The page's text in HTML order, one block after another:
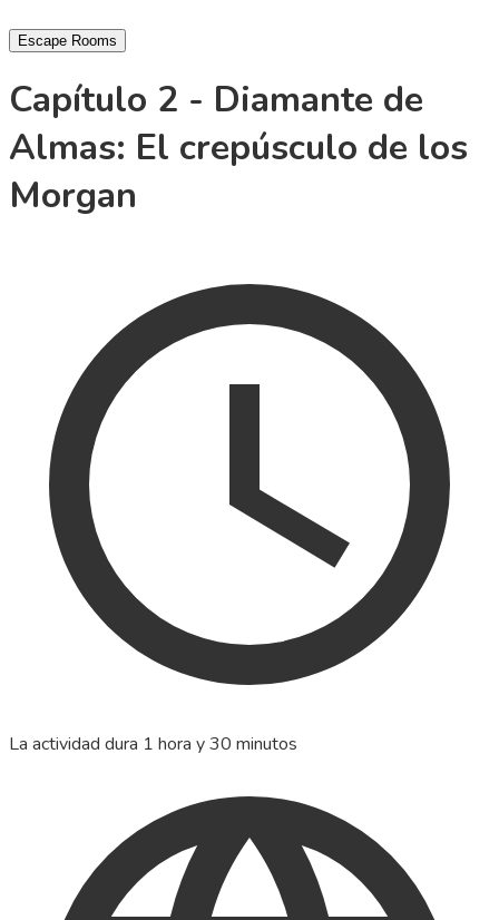
Escape Rooms
Capítulo 2 - Diamante de
Almas: El crepúsculo de los
Morgan
La actividad dura 1 hora y 30 minutos